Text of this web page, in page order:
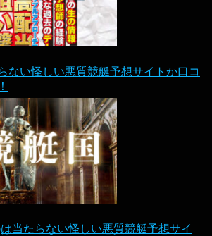
ない怪しい悪質競艇予想サイトか口コ
当たらない怪しい悪質競艇予想サイ